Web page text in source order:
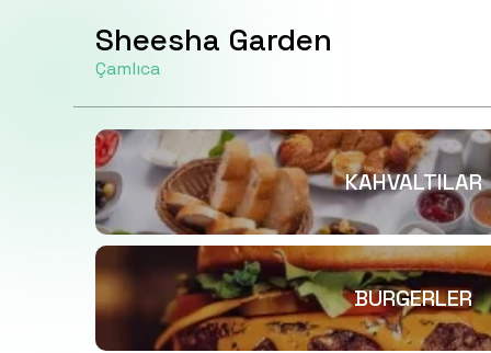
Sheesha Garden
Çamlıca
KAHVALTILAR
BURGERLER